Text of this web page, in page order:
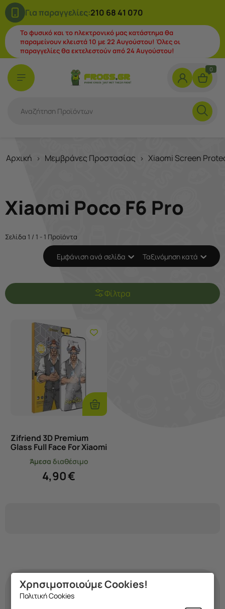
Για παραγγελίες:210 68 41 070
Το φυσικό και το ηλεκτρονικό μας κατάστημα θα
παραμείνουν κλειστά 10 με 22 Αυγούστου! Όλες οι
παραγγελίες θα εκτελεστούν από 24 Αυγούστου!
0
Αρχική > Μεμβράνες Προστασίας > Xiaomi Screen
Xiaomi Poco F6 Pro
Σελίδα 1 / 1 - 1 Προϊόντα
Εμφάνιση ανά σελίδα Ταξινόμηση κατά
Φίλτρα
Προσθήκη
Στο
Καλάθι
Zifriend 3D Premium
Glass Full Face For Xiaomi
Poco F6 / F6 Pro
Άμεσα διαθέσιμο
4,90€
Χρησιμοποιούμε Cookies!
Πολιτική Cookies